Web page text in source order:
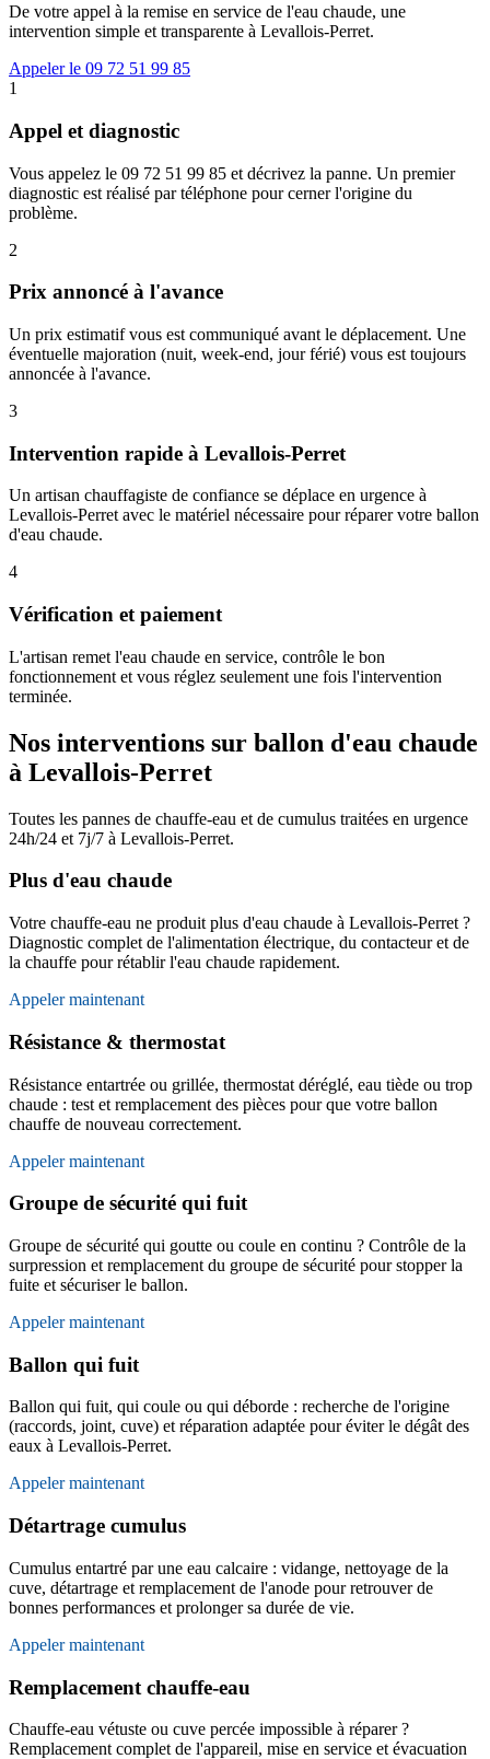
De votre appel à la remise en service de l'eau chaude, une
intervention simple et transparente à Levallois-Perret.
Appeler le 09 72 51 99 85
1
Appel et diagnostic
Vous appelez le 09 72 51 99 85 et décrivez la panne. Un premier
diagnostic est réalisé par téléphone pour cerner l'origine du
problème.
2
Prix annoncé à l'avance
Un prix estimatif vous est communiqué avant le déplacement. Une
éventuelle majoration (nuit, week-end, jour férié) vous est toujours
annoncée à l'avance.
3
Intervention rapide à Levallois-Perret
Un artisan chauffagiste de confiance se déplace en urgence à
Levallois-Perret avec le matériel nécessaire pour réparer votre ballon
d'eau chaude.
4
Vérification et paiement
L'artisan remet l'eau chaude en service, contrôle le bon
fonctionnement et vous réglez seulement une fois l'intervention
terminée.
Nos interventions sur ballon d'eau chaude
à Levallois-Perret
Toutes les pannes de chauffe-eau et de cumulus traitées en urgence
24h/24 et 7j/7 à Levallois-Perret.
Plus d'eau chaude
Votre chauffe-eau ne produit plus d'eau chaude à Levallois-Perret ?
Diagnostic complet de l'alimentation électrique, du contacteur et de
la chauffe pour rétablir l'eau chaude rapidement.
Appeler maintenant
Résistance & thermostat
Résistance entartrée ou grillée, thermostat déréglé, eau tiède ou trop
chaude : test et remplacement des pièces pour que votre ballon
chauffe de nouveau correctement.
Appeler maintenant
Groupe de sécurité qui fuit
Groupe de sécurité qui goutte ou coule en continu ? Contrôle de la
surpression et remplacement du groupe de sécurité pour stopper la
fuite et sécuriser le ballon.
Appeler maintenant
Ballon qui fuit
Ballon qui fuit, qui coule ou qui déborde : recherche de l'origine
(raccords, joint, cuve) et réparation adaptée pour éviter le dégât des
eaux à Levallois-Perret.
Appeler maintenant
Détartrage cumulus
Cumulus entartré par une eau calcaire : vidange, nettoyage de la
cuve, détartrage et remplacement de l'anode pour retrouver de
bonnes performances et prolonger sa durée de vie.
Appeler maintenant
Remplacement chauffe-eau
Chauffe-eau vétuste ou cuve percée impossible à réparer ?
Remplacement complet de l'appareil, mise en service et évacuation